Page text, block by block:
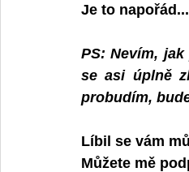
Je to
PS: Nevím,
se asi úplně
probudím,
Líbil se vám
Můžete mě